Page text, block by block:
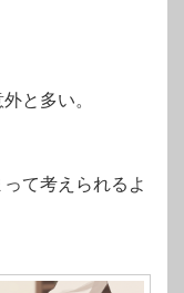
と多い。
て考えられるよ